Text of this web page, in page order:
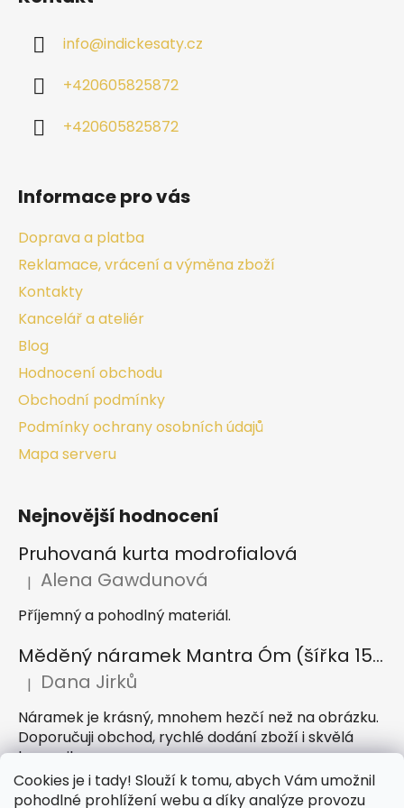
Cookies je i tady! Slouží k tomu, abych Vám umožnil
pohodlné prohlížení webu a díky analýze provozu
info@indickesaty.cz
+420605825872
+420605825872
Informace pro vás
Doprava a platba
Reklamace, vrácení a výměna zboží
Kontakty
Kancelář a ateliér
Blog
Hodnocení obchodu
Obchodní podmínky
Podmínky ochrany osobních údajů
Mapa serveru
Nejnovější hodnocení
Pruhovaná kurta modrofialová
Hodnocení produktu je 5 z 5 hvězdiček.
| Alena Gawdunová
Příjemný a pohodlný materiál.
Měděný náramek Mantra Óm (šířka 15 mm)
Hodnocení produktu je 5 z 5 hvězdiček.
| Dana Jirků
Náramek je krásný, mnohem hezčí než na obrázku.
Doporučuji obchod, rychlé dodání zboží i skvělá
komunikace